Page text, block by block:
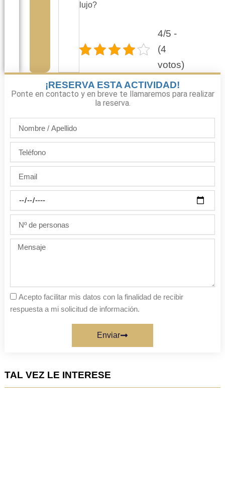
lujo?
4/5 -
(4
votos)
¡RESERVA ESTA ACTIVIDAD!
Ponte en contacto y en breve te llamaremos para realizar
la reserva.
Apellido
la
fiesta
personas
Mensaje
Acepto facilitar mis datos con la finalidad de recibir
respuesta a mi solicitud de información.
Enviar
TAL VEZ LE INTERESE